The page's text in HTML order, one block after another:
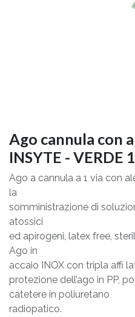
Ago cannula con
INSYTE - VERDE
Ago a cannula a 1 via con
la
somministrazione di
atossici
ed apirogeni, latex free,
Ago in
accaio INOX con tripla affi
protezione dell’ago in PP,
catetere in poliuretano
radiopatico.